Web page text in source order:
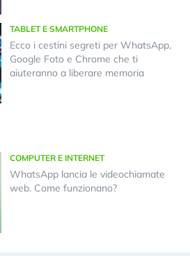
TABLET E SMARTPHONE
Ecco i cestini segreti per WhatsApp,
Google Foto e Chrome che ti
aiuteranno a liberare memoria
COMPUTER E INTERNET
WhatsApp lancia le videochiamate
web. Come funzionano?